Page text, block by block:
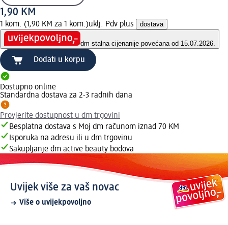
1,90 KM
1 kom. (1,90 KM za 1 kom.)uklj. Pdv plus dostava
dm stalna cijenanije povećana od 15.07.2026.
Dodati u korpu
Dostupno online
Standardna dostava za 2-3 radnih dana
Provjerite dostupnost u dm trgovini
Besplatna dostava s Moj dm računom iznad 70 KM
Isporuka na adresu ili u dm trgovinu
Sakupljanje dm active beauty bodova
Uvijek više za vaš novac
Više o uvijekpovoljno